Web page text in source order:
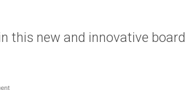
this new and innovative board